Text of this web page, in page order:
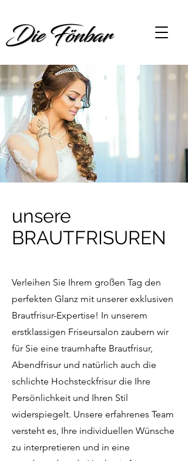
unsere
BRAUTFRISUREN
Verleihen Sie Ihrem großen Tag den
perfekten Glanz mit unserer exklusiven
Brautfrisur-Expertise! In unserem
erstklassigen Friseursalon zaubern wir
für Sie eine traumhafte Brautfrisur,
Abendfrisur und natürlich auch die
schlichte Hochsteckfrisur die Ihre
Persönlichkeit und Ihren Stil
widerspiegelt. Unsere erfahrenes Team
versteht es, Ihre individuellen Wünsche
zu interpretieren und in eine